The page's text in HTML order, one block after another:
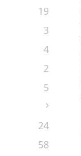
19
3
4
2
5
24
58